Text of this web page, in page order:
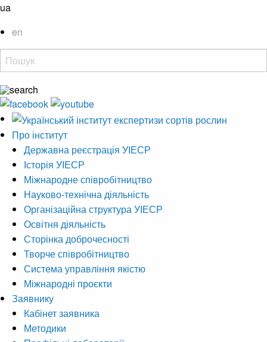
ua
en
Про інститут
Державна реєстрація УІЕСР
Історія УІЕСР
Міжнародне співробітництво
Науково-технічна діяльність
Організаційна структура УІЕСР
Освітня діяльність
Сторінка доброчесності
Творче співробітництво
Система управління якістю
Міжнародні проєкти
Заявнику
Кабінет заявника
Методики